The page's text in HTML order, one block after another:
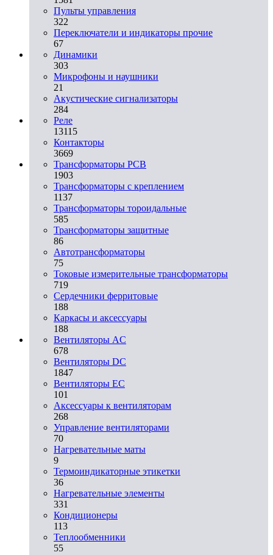
Пульты управления
322
Переключатели и индикаторы прочие
67
Динамики
303
Микрофоны и наушники
21
Акустические сигнализаторы
284
Реле
13115
Контакторы
3669
Трансформаторы PCB
1903
Трансформаторы с креплением
1137
Трансформаторы тороидальные
585
Трансформаторы защитные
86
Автотрансформаторы
75
Токовые измерительные трансформаторы
719
Сердечники ферритовые
188
Каркасы и аксессуары
188
Вентиляторы AC
678
Вентиляторы DC
1847
Вентиляторы EC
101
Аксессуары к вентиляторам
268
Управление вентиляторами
70
Нагревательные маты
9
Термоиндикаторные этикетки
36
Нагревательные элементы
331
Кондиционеры
113
Теплообменники
55